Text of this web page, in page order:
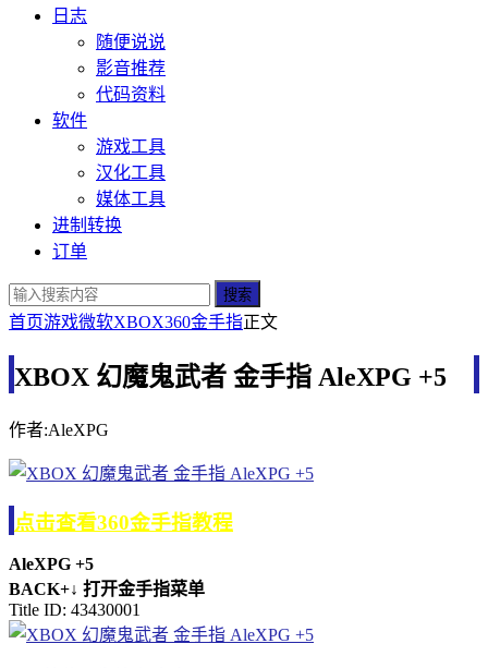
日志
随便说说
影音推荐
代码资料
软件
游戏工具
汉化工具
媒体工具
进制转换
订单
搜索
首页游戏微软XBOX360金手指正文
XBOX 幻魔鬼武者 金手指 AleXPG +5
作者:AleXPG
点击查看360金手指教程
AleXPG +5
BACK+↓ 打开金手指菜单
Title ID: 43430001